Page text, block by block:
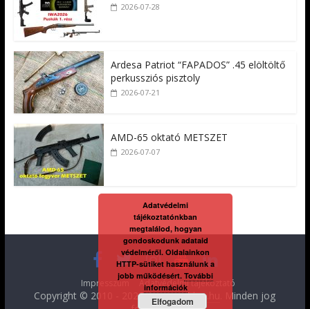
2026-07-28
Ardesa Patriot “FAPADOS” .45 elöltöltő
perkussziós pisztoly
2026-07-21
AMD-65 oktató METSZET
2026-07-07
Impresszum Adatvédelmi tájékoztató
Copyright © 2010 - 2026FegyverVideo.hu
. Minden jog
Adatvédelmi
tájékoztatónkban
megtalálod, hogyan
gondoskodunk adataid
védelméről. Oldalainkon
HTTP-sütiket használunk a
jobb működésért. További
információk
Elfogadom